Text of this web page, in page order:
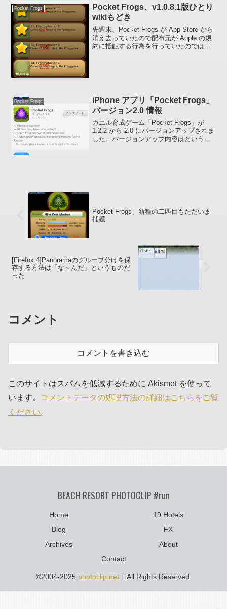
きまし...
Pocket Frogs
Pocket Frogs、v1.0.8.1版ひとり
wikiもどき
先週末、Pocket Frogs が App Store から
消え去っていたので配布元が Apple の規
約に抵触する行為を行っていたのではな
Pocket Frogs
iPhone アプリ「Pocket Frogs」
バージョン2.0 情報
カエル育成ゲーム「Pocket Frogs」が
1.2.2 から 2.0 にバージョンアップされま
した。バージョンアップ内容はという
Pocket Frogs、新種の二匹目もただいま
捕獲
[Firefox 4]Panoramaのグループ分けを保
存する方法は「な～んだ」というものだ
った
コメント
コメントを書き込む
このサイトはスパムを低減するために Akismet を使って
います。
コメントデータの処理方法の詳細はこちらをご覧
ください。
BEACH RESORT PHOTOCLIP #run
Home
19 Hotels
Blog
FX
Archives
About
Contact
©2004-2025 photoclip.net:: All Rights Reserved.